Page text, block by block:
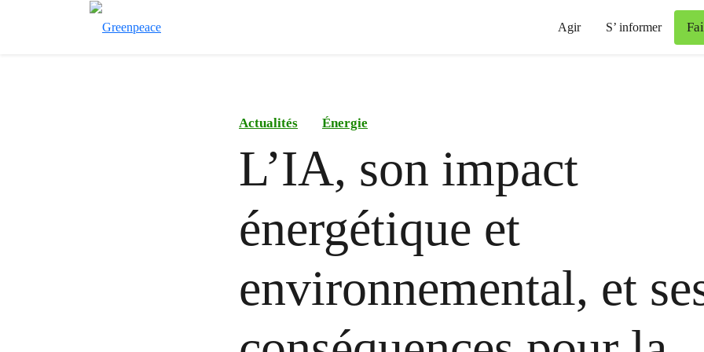
Agir S’ informer
Actualités Énergie
L’IA, son impact
énergétique et
environnemental, et